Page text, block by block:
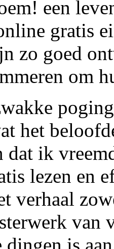
een
gratis
zo goed
om
het
dat ik
lezen en
verhaal
van